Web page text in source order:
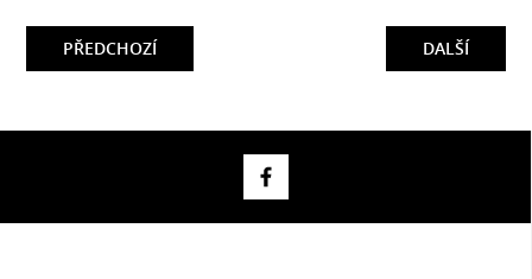
DALŠÍ
PŘEDCHOZÍ